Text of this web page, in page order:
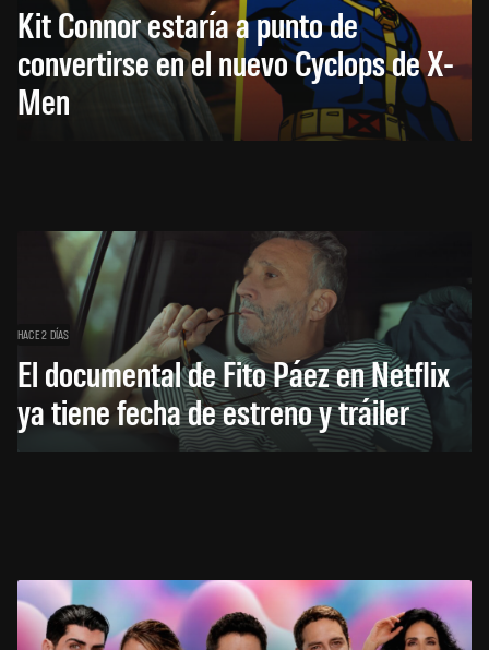
Kit Connor estaría a punto de
convertirse en el nuevo Cyclops de X-
Men
HACE 2 DÍAS
El documental de Fito Páez en Netflix
ya tiene fecha de estreno y tráiler